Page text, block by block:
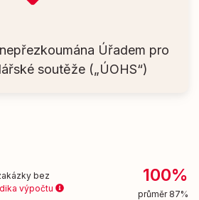
Úřadem pro
soutěže („ÚOHS“)
bez
výpočtu
100%
průměr 87%